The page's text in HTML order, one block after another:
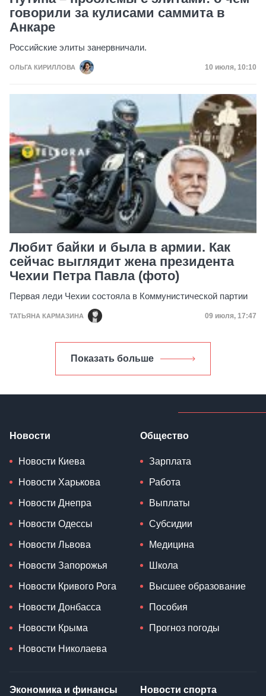
говорили за кулисами саммита в
Анкаре
Российские элиты занервничали.
ОЛЬГА КИРИЛЛОВА Дата
10 июля, 10:10
Любит байки и была в армии. Как
сейчас выглядит жена президента
Чехии Петра Павла (фото)
Первая леди Чехии состояла в Коммунистической партии
ТАТЬЯНА КАРМАЗИНА Дата
09 июля, 17:47
Показать больше
Новости
Новости Киева
Новости Харькова
Новости Днепра
Новости Одессы
Новости Львова
Новости Запорожья
Новости Кривого Рога
Новости Донбасса
Новости Крыма
Новости Николаева
Общество
Зарплата
Работа
Выплаты
Субсидии
Медицина
Школа
Высшее образование
Пособия
Прогноз погоды
Экономика и финансы Новости спорта